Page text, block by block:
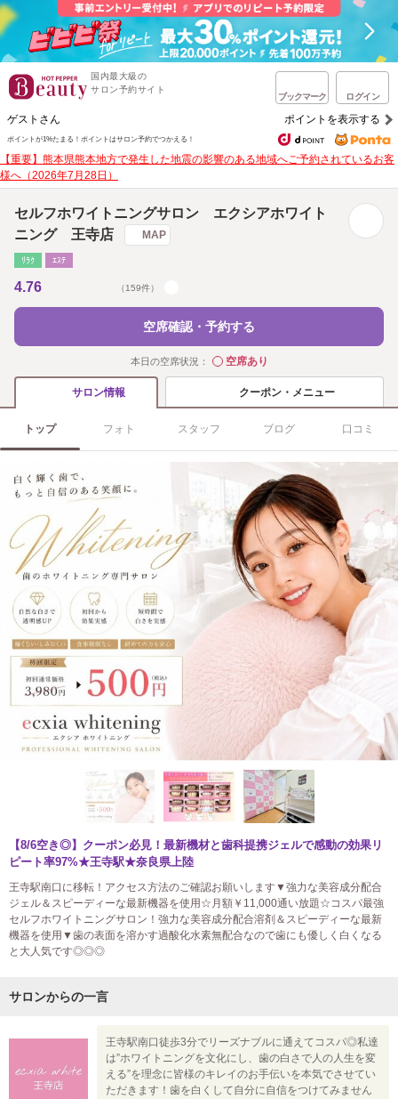
国内最大級の
サロン予約サイト
ブックマーク ログイン
ゲストさん ポイントを表示する
ポイントが1%たまる！ ポイントはサロン予約でつかえる！
【重要】熊本県熊本地方で発生した地震の影響のある地域へご予約されているお客
様へ（2026年7月28日）
セルフホワイトニングサロン エクシアホワイト
ニング 王寺店
MAP
ﾘﾗｸ ｴｽﾃ
4.76 （159件）
空席確認・予約する
本日の空席状況： ◯空席あり
サロン情報 クーポン・メニュー
トップ フォト スタッフ ブログ 口コミ
【8/6空き◎】クーポン必見！最新機材と歯科提携ジェルで感動の効果リ
ピート率97%★王寺駅★奈良県上陸
王寺駅南口に移転！アクセス方法のご確認お願いします▼強力な美容成分配合
ジェル＆スピーディーな最新機器を使用☆月額￥11,000通い放題☆コスパ最強
セルフホワイトニングサロン！強力な美容成分配合溶剤＆スピーディーな最新
機器を使用▼歯の表面を溶かす過酸化水素無配合なので歯にも優しく白くなる
と大人気です◎◎◎
サロンからの一言
王寺駅南口徒歩3分でリーズナブルに通えてコスパ◎私達
は”ホワイトニングを文化にし、歯の白さで人の人生を変
える”を理念に皆様のキレイのお手伝いを本気でさせてい
ただきます！歯を白くして自分に自信をつけてみません